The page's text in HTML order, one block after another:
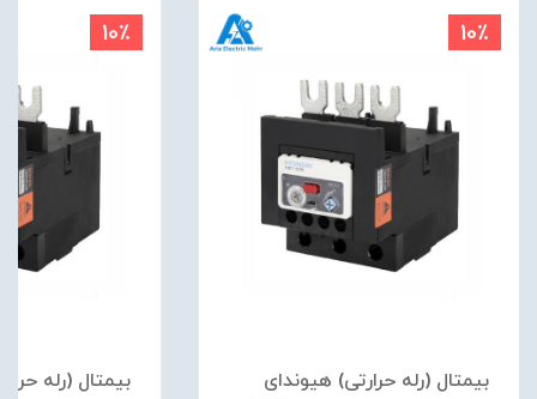
10٪
بیمتال (رله حرارتی) هیوندای
10٪
بیمتال (رله